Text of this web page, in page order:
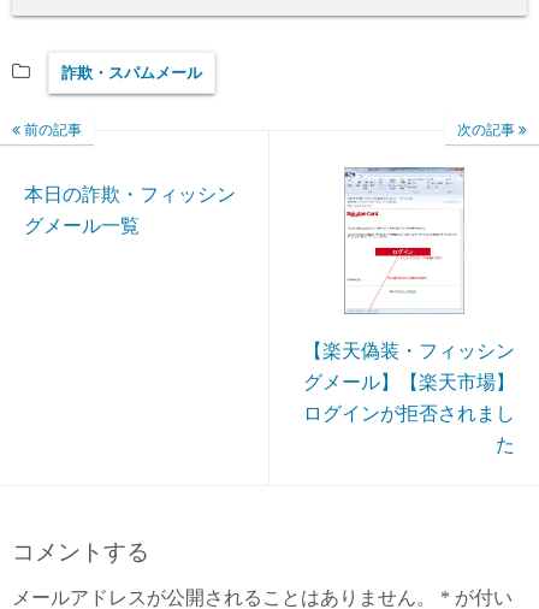
詐欺・スパムメール
前の記事
本日の詐欺・フィッシン
グメール一覧
次の記事
【楽天偽装・フィッシン
グメール】【楽天市場】
ログインが拒否されまし
た
コメントする
メールアドレスが公開されることはありません。 * が付い